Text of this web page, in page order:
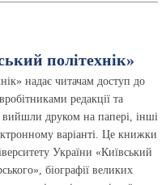
політехнік»
надає читачам доступ до
редакції та
друком на папері, інші
варіанті. Це книжки
України «Київський
біографії великих